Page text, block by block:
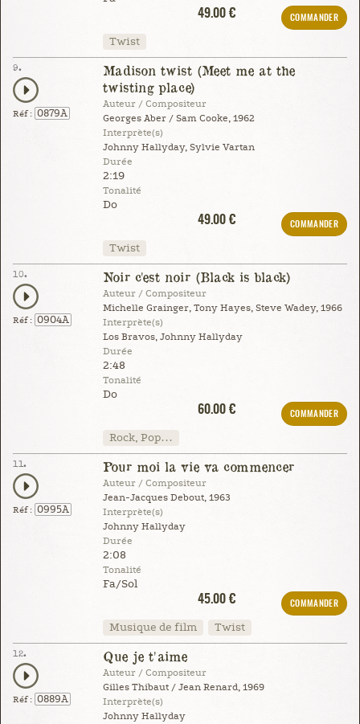
49.00 €
COMMANDER
Twist
9.
Réf : 0879A
Madison twist (Meet me at the
twisting place)
Auteur / Compositeur
Georges Aber / Sam Cooke, 1962
Interprète(s)
Johnny Hallyday, Sylvie Vartan
Durée
2:19
Tonalité
Do
49.00 €
COMMANDER
Twist
10.
Réf : 0904A
Noir c'est noir (Black is black)
Auteur / Compositeur
Michelle Grainger, Tony Hayes, Steve Wadey, 1966
Interprète(s)
Los Bravos, Johnny Hallyday
Durée
2:48
Tonalité
Do
60.00 €
COMMANDER
Rock, Pop…
11.
Réf : 0995A
Pour moi la vie va commencer
Auteur / Compositeur
Jean-Jacques Debout, 1963
Interprète(s)
Johnny Hallyday
Durée
2:08
Tonalité
Fa/Sol
45.00 €
COMMANDER
Musique de film Twist
12.
Réf : 0889A
Que je t'aime
Auteur / Compositeur
Gilles Thibaut / Jean Renard, 1969
Interprète(s)
Johnny Hallyday